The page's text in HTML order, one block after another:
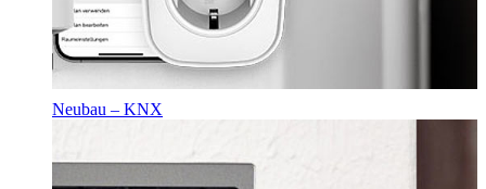
Neubau – KNX